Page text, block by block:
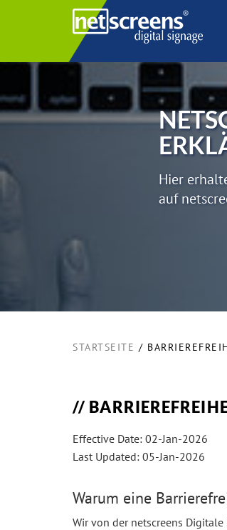
Hier
auf
STARTSEITE
Effective Date: 02-Jan-2026
Last Updated: 05-Jan-2026
Warum eine
Wir von der netscreens